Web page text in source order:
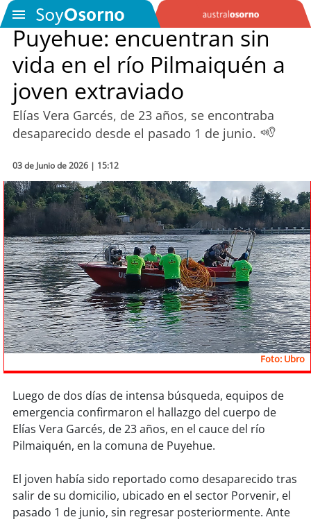
Podcast
Entretención
Economía
Deportes
Tecnología
Sostenibilidad
soychile
arica
soyiquique
soy calama
soy antofagasta
Puyehue: encuentran sin
vida en el río Pilmaiquén a
joven extraviado
Elías Vera Garcés, de 23 años, se encontraba
desaparecido desde el pasado 1 de junio.
03 de Junio de 2026 | 15:12
Foto: Ubro
Luego de dos días de intensa búsqueda, equipos de
emergencia confirmaron el hallazgo del cuerpo de
Elías Vera Garcés, de 23 años, en el cauce del río
Pilmaiquén, en la comuna de Puyehue.
El joven había sido reportado como desaparecido tras
salir de su domicilio, ubicado en el sector Porvenir, el
pasado 1 de junio, sin regresar posteriormente. Ante